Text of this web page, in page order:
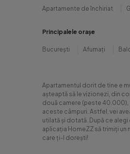
Apartamente de închiriat
Principalele orașe
București Afumați
Apartamentul dorit de tine e
așteaptă să le vizionezi, din
două camere (peste 40.000),
aceste câmpuri. Astfel, vei
utilată și dotată. După ce
aplicația HomeZZ să trimiți un
care ți-l dorești!